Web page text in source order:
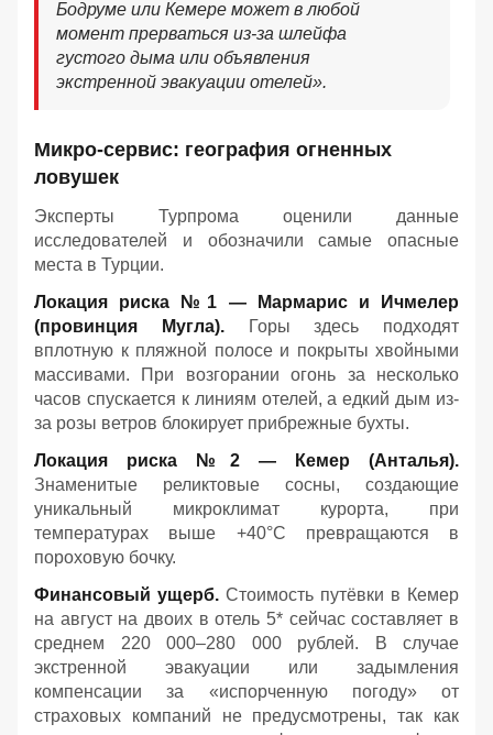
Бодруме или Кемере может в любой
момент прерваться из-за шлейфа
густого дыма или объявления
экстренной эвакуации отелей».
Микро-сервис: география огненных
ловушек
Эксперты Турпрома оценили данные
исследователей и обозначили самые опасные
места в Турции.
Локация риска №1 — Мармарис и Ичмелер
(провинция Мугла).Горы здесь подходят
вплотную к пляжной полосе и покрыты хвойными
массивами. При возгорании огонь за несколько
часов спускается к линиям отелей, а едкий дым из-
за розы ветров блокирует прибрежные бухты.
Локация риска №2 — Кемер (Анталья).
Знаменитые реликтовые сосны, создающие
уникальный микроклимат курорта, при
температурах выше +40°C превращаются в
пороховую бочку.
Финансовый ущерб. Стоимость путёвки в Кемер
на август на двоих в отель 5* сейчас составляет в
среднем 220 000–280 000 рублей. В случае
экстренной эвакуации или задымления
компенсации за «испорченную погоду» от
страховых компаний не предусмотрены, так как